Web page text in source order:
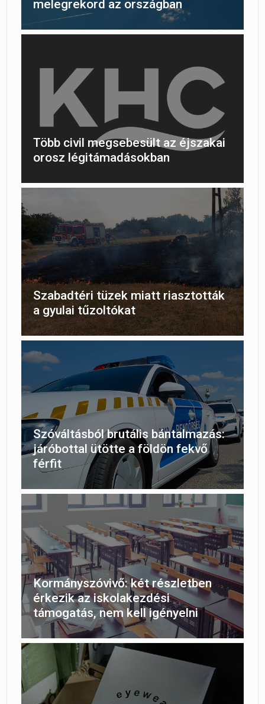
melegrekord az országban
Több civil megsebesült az éjszakai
orosz légitámadásokban
Szabadtéri tüzek miatt riasztották
a gyulai tűzoltókat
Szóváltásból brutális bántalmazás:
járóbottal ütötte a földön fekvő
férfit
Kormányszóvivő: két részletben
érkezik az iskolakezdési
támogatás, nem kell igényelni